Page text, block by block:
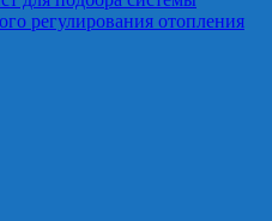
регулирования отопления